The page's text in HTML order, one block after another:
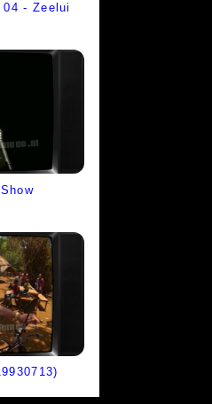
04 - Zeelui